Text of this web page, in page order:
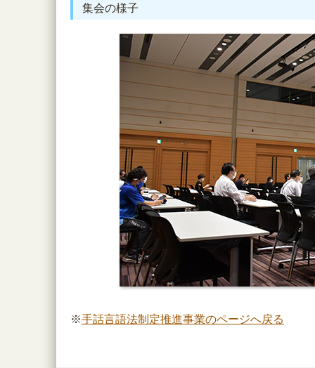
集会の様子
※手話言語法制定推進事業のページへ戻る